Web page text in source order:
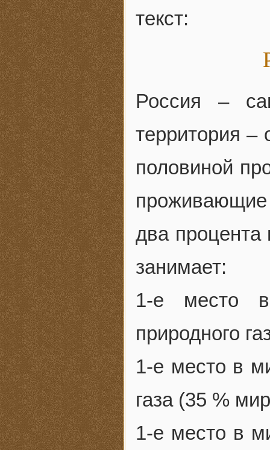
текст:
Россия –
территория –
половиной
два
занимает:
1-е место
природного
1-е место в
газа (35 %
1-е место в